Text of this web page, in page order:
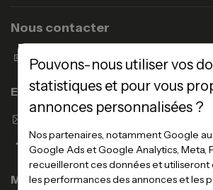
Nous contacter
Formulaire de contact
Enseigne Atlas Home
Envoyer un email
Magasins
Pouvons-nous utiliser vos
statistiques et pour vous
annonces personnalisées ?
Nos partenaires, notamment Google
Google Ads et Google Analytics, Meta,
recueilleront ces données et
les performances des annonces et les